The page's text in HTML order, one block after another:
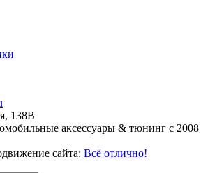
138В
аксессуары & тюнинг с 2008
сайта: Всё отлично!